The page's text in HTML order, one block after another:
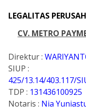
LEGALITAS
CV. METRO
Direktur :
SIUP :
425/13.14/403.117/
TDP : 131436100925
Notaris : Nia